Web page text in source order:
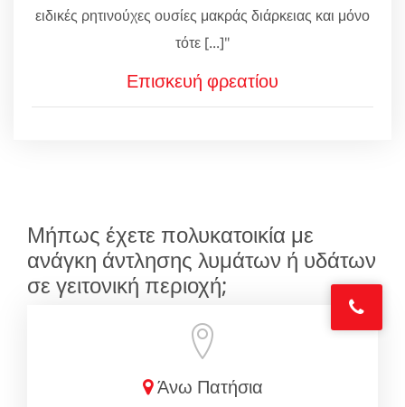
ειδικές ρητινούχες ουσίες μακράς διάρκειας και μόνο
τότε [...]"
Επισκευή φρεατίου
Μήπως έχετε πολυκατοικία με
ανάγκη άντλησης λυμάτων ή υδάτων
σε γειτονική περιοχή;
Άνω Πατήσια